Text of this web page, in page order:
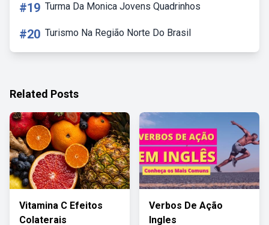
#19 Turma Da Monica Jovens Quadrinhos
#20 Turismo Na Região Norte Do Brasil
Related Posts
Vitamina C Efeitos
Colaterais
Verbos De Ação
Ingles